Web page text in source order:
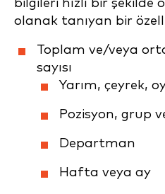
bilgileri hızlı bir şekilde
olanak tanıyan bir
Toplam ve/veya
sayısı
Yarım, çeyrek,
Pozisyon, grup
Departman
Hafta veya ay